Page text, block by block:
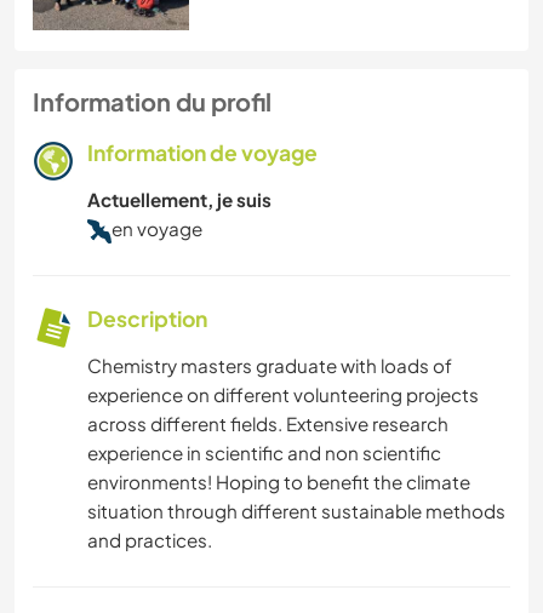
Information du profil
Information de voyage
Actuellement, je suis
en voyage
Description
Chemistry masters graduate with loads of
experience on different volunteering projects
across different fields. Extensive research
experience in scientific and non scientific
environments! Hoping to benefit the climate
situation through different sustainable methods
and practices.